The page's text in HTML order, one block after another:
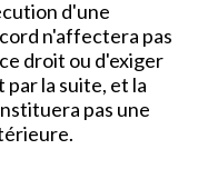
d'une
n'affectera pas
droit ou d'exiger
la suite, et la
pas une